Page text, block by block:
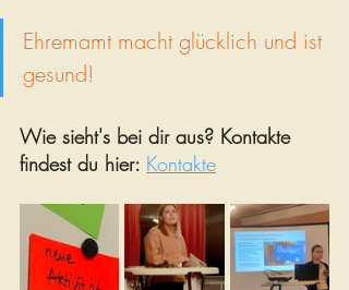
Ehremamt macht glücklich und ist
gesund!
Wie sieht's bei dir aus? Kontakte
findest du hier: Kontakte